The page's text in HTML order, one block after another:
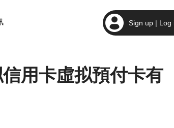
Sign up | Log
用卡虛拟預付卡有